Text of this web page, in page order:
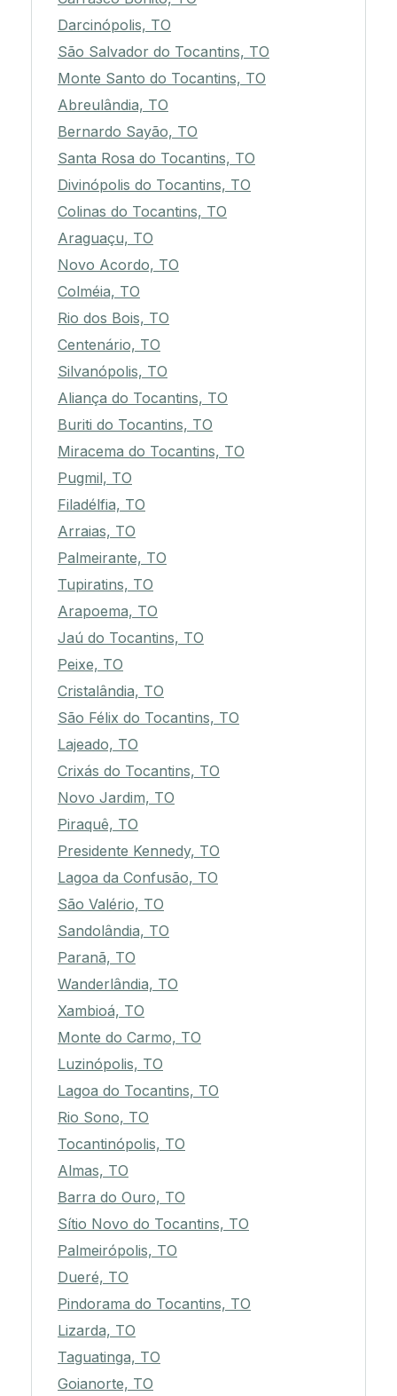
Darcinópolis, TO
São Salvador do Tocantins, TO
Monte Santo do Tocantins, TO
Abreulândia, TO
Bernardo Sayão, TO
Santa Rosa do Tocantins, TO
Divinópolis do Tocantins, TO
Colinas do Tocantins, TO
Araguaçu, TO
Novo Acordo, TO
Colméia, TO
Rio dos Bois, TO
Centenário, TO
Silvanópolis, TO
Aliança do Tocantins, TO
Buriti do Tocantins, TO
Miracema do Tocantins, TO
Pugmil, TO
Filadélfia, TO
Arraias, TO
Palmeirante, TO
Tupiratins, TO
Arapoema, TO
Jaú do Tocantins, TO
Peixe, TO
Cristalândia, TO
São Félix do Tocantins, TO
Lajeado, TO
Crixás do Tocantins, TO
Novo Jardim, TO
Piraquê, TO
Presidente Kennedy, TO
Lagoa da Confusão, TO
São Valério, TO
Sandolândia, TO
Paranã, TO
Wanderlândia, TO
Xambioá, TO
Monte do Carmo, TO
Luzinópolis, TO
Lagoa do Tocantins, TO
Rio Sono, TO
Tocantinópolis, TO
Almas, TO
Barra do Ouro, TO
Sítio Novo do Tocantins, TO
Palmeirópolis, TO
Dueré, TO
Pindorama do Tocantins, TO
Lizarda, TO
Taguatinga, TO
Goianorte, TO